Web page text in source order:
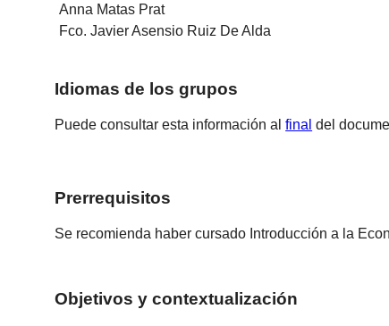
Anna Matas Prat
Fco. Javier Asensio Ruiz De Alda
Idiomas de los grupos
Puede consultar esta información alfinal del
Prerrequisitos
Se recomienda haber cursado Introducción a la
Objetivos y contextualización